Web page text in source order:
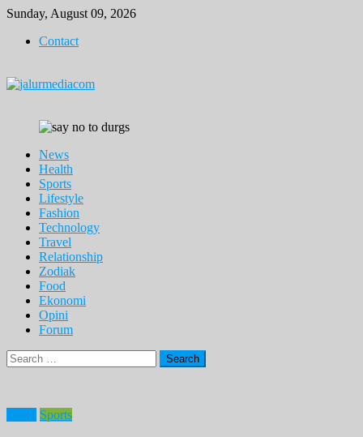
Skip
content
Sunday, August 09, 2026
Contact
News
Health
Sports
Lifestyle
Fashion
Technology
Travel
Relationship
Zodiak
Food
Ekonomi
Opini
Forum
Search
for:
Sports